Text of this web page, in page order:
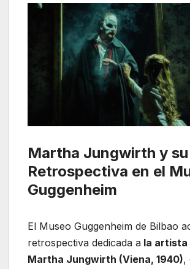
Martha Jungwirth y su
Retrospectiva en el
Guggenheim
El Museo Guggenheim de Bilbao
retrospectiva dedicada a la
Martha Jungwirth (Viena, 1940),